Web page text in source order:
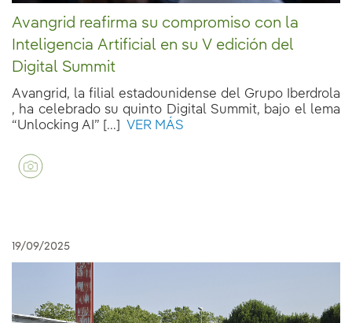
Avangrid reafirma su compromiso con la
Inteligencia Artificial en su V edición del
Digital Summit
Avangrid, la filial estadounidense del Grupo Iberdrola
, ha celebrado su quinto Digital Summit, bajo el lema
“Unlocking AI” [...]
VER MÁS
19/09/2025